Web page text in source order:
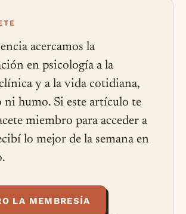
acercamos la
en psicología a la
y a la vida cotidiana,
humo. Si este artículo te
miembro para acceder a
lo mejor de la semana en
LA MEMBRESÍA